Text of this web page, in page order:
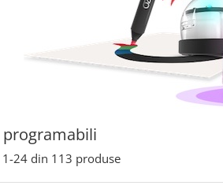
1-24 din 113 produse